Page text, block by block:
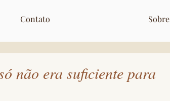
Contato Sobre
não era suficiente para